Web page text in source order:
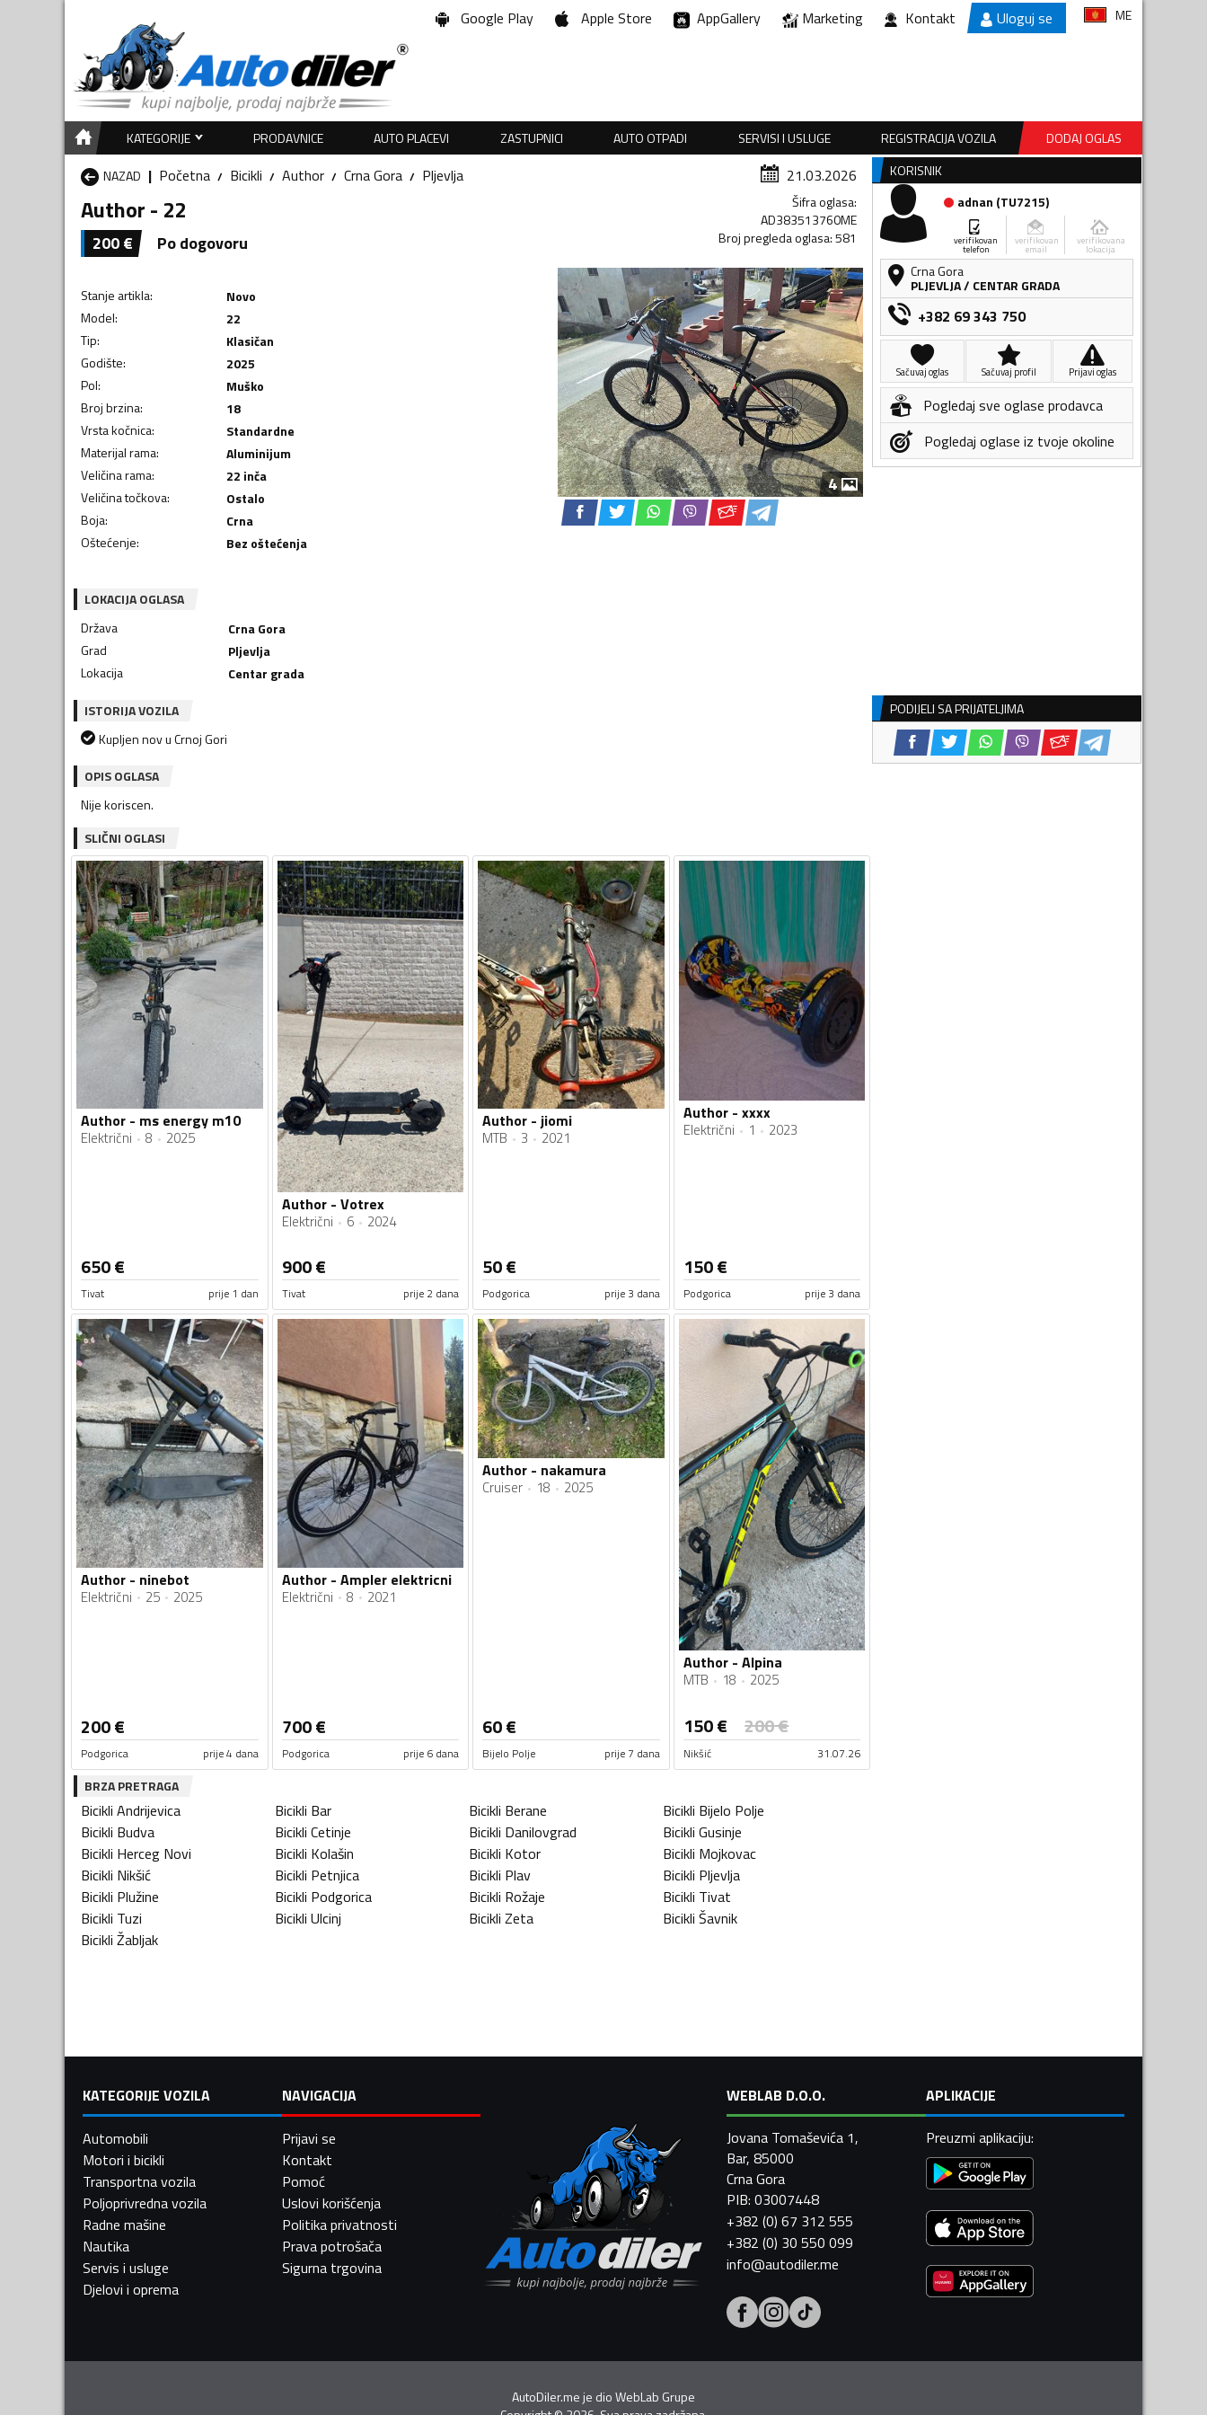
Google Play Apple Store AppGallery Marketing Kontakt Uloguj se ME
KATEGORIJE PRODAVNICE AUTO PLACEVI ZASTUPNICI AUTO OTPADI SERVISI I USLUGE REGISTRACIJA VOZILA
DODAJ OGLAS
NAZAD
Početna Bicikli Author Crna Gora Pljevlja 21.03.2026
Author - 22
200€ Po dogovoru
Šifra oglasa:
AD383513760ME
Broj pregleda oglasa:581
Stanje artikla:
Novo
Model:
22
Tip:
Klasičan
Godište:
2025
Pol:
Muško
Broj brzina:
18
Vrsta kočnica:
Standardne
Materijal rama:
Aluminijum
Veličina rama:
22 inča
Veličina točkova:
Ostalo
Boja:
Crna
Oštećenje: Bez oštećenja
4
LOKACIJA OGLASA
Država
Crna Gora
Grad
Pljevlja
Lokacija
Centar grada
ISTORIJA VOZILA
Kupljen nov u Crnoj Gori
OPIS OGLASA
Nije koriscen.
SLIČNI OGLASI
Author - ms energy m10
Električni 8 2025
650€
Tivat prije 1 dan
Author - Votrex
Električni 6 2024
900€
Tivat prije 2 dana
Author - jiomi
MTB 3 2021
50€
Podgorica prije 3 dana
Author - xxxx
Električni 1 2023
150€
Podgorica prije 3 dana
Author - ninebot
Električni 25 2025
200€
Podgorica prije 4 dana
Author - Ampler elektricni
Električni 8 2021
700€
Podgorica prije 6 dana
Author - nakamura
Cruiser 18 2025
60€
Bijelo Polje prije 7 dana
Author - Alpina
MTB 18 2025
150€ 200€
Nikšić 31.07.26
BRZA PRETRAGA
Bicikli Andrijevica Bicikli Bar Bicikli Berane Bicikli Bijelo Polje
Bicikli Budva Bicikli Cetinje Bicikli Danilovgrad Bicikli Gusinje
Bicikli Herceg Novi Bicikli Kolašin Bicikli Kotor Bicikli Mojkovac
Bicikli Nikšić Bicikli Petnjica Bicikli Plav Bicikli Pljevlja
Bicikli Plužine Bicikli Podgorica Bicikli Rožaje Bicikli Tivat
Bicikli Tuzi Bicikli Ulcinj Bicikli Zeta Bicikli Šavnik
Bicikli Žabljak
KORISNIK
adnan (TU7215)
verifikovan
telefon
verifikovan
email
verifikovana
lokacija
Crna Gora
PLJEVLJA/ CENTAR GRADA
+382 69 343 750
Sačuvaj oglas Sačuvaj profil Prijavi oglas
Pogledaj sve oglase prodavca
Pogledaj oglase iz tvoje okoline
PODIJELI SA PRIJATELJIMA
KATEGORIJE VOZILA
Automobili
Motori i bicikli
Transportna vozila
Poljoprivredna vozila
Radne mašine
Nautika
Servis i usluge
Djelovi i oprema
NAVIGACIJA
Prijavi se
Kontakt
Pomoć
Uslovi korišćenja
Politika privatnosti
Prava potrošača
Sigurna trgovina
WEBLAB D.O.O.
Jovana Tomaševića 1,
Bar, 85000
Crna Gora
PIB: 03007448
+382 (0) 67 312 555
+382 (0) 30 550 099
info@autodiler.me
APLIKACIJE
Preuzmi aplikaciju:
AutoDiler.me je dioWebLab Grupe